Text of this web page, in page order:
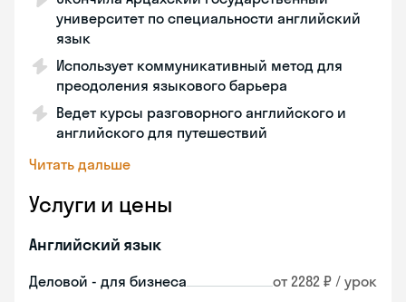
университет по специальности английский
язык
Использует коммуникативный метод для
преодоления языкового барьера
Ведет курсы разговорного английского и
английского для путешествий
Читать дальше
Услуги и цены
Английский язык
Деловой - для бизнеса от 2282 ₽ / урок